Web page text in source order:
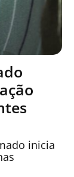
inicia